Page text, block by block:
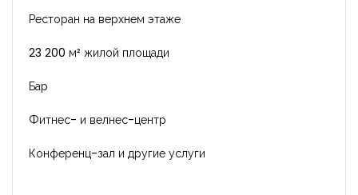
Ресторан на верхнем этаже
23 200 м² жилой площади
Бар
Фитнес- и велнес-центр
Конференц-зал и другие услуги